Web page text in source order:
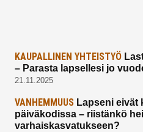
KAUPALLINEN YHTEISTYÖ
– Parasta lapsellesi jo
21.11.2025
VANHEMMUUSLapseni eivät
päiväkodissa – riistänkö
varhaiskasvatukseen?